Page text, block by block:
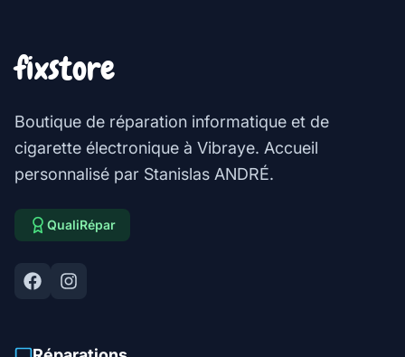
fixstore
Boutique de réparation informatique et de
cigarette électronique à Vibraye. Accueil
personnalisé par Stanislas ANDRÉ.
QualiRépar